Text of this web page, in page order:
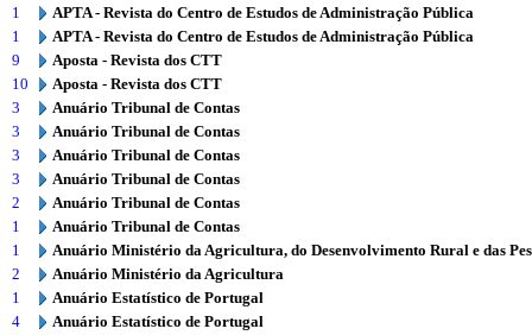
1
APTA - Revista do Centro de Estudos de Administração Pública
1
APTA - Revista do Centro de Estudos de Administração Pública
9
Aposta - Revista dos CTT
10
Aposta - Revista dos CTT
3
Anuário Tribunal de Contas
3
Anuário Tribunal de Contas
3
Anuário Tribunal de Contas
3
Anuário Tribunal de Contas
2
Anuário Tribunal de Contas
1
Anuário Tribunal de Contas
1
Anuário Ministério da Agricultura, do Desenvolvimento Rural e das
2
Anuário Ministério da Agricultura
1
Anuário Estatístico de Portugal
4
Anuário Estatístico de Portugal